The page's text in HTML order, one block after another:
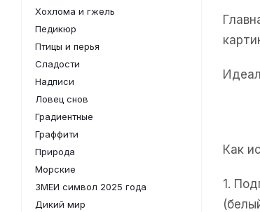
Как
1.
Хохлома и гжель
Педикюр
Птицы и перья
Сладости
Надписи
Ловец снов
Градиентные
Граффити
Природа
Морские
ЗМЕИ символ 2025 года
Дикий мир